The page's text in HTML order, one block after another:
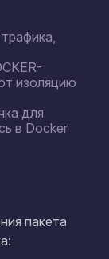
изоляцию
для
в Docker
пакета